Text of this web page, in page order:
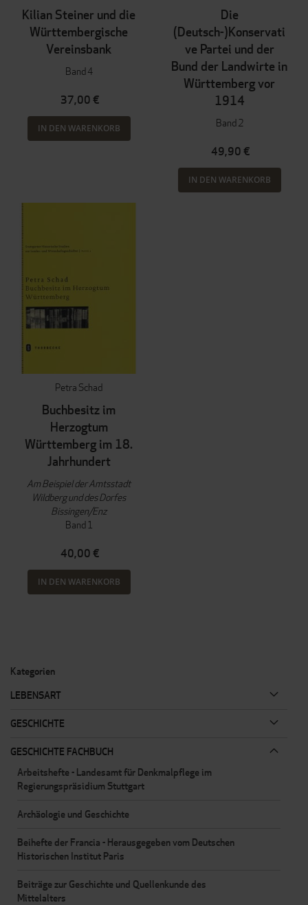
Kilian Steiner und die
Württembergische
Vereinsbank
Band 4
37,00 €
IN DEN WARENKORB
Die
(Deutsch-)Konservati
ve Partei und der
Bund der Landwirte in
Württemberg vor
1914
Band 2
49,90 €
IN DEN WARENKORB
Petra Schad
Buchbesitz im
Herzogtum
Württemberg im 18.
Jahrhundert
Am Beispiel der Amtsstadt
Wildberg und des Dorfes
Bissingen/Enz
Band 1
40,00 €
IN DEN WARENKORB
Kategorien
LEBENSART
GESCHICHTE
GESCHICHTE FACHBUCH
Arbeitshefte - Landesamt für Denkmalpflege im
Regierungspräsidium Stuttgart
Archäologie und Geschichte
Beihefte der Francia - Herausgegeben vom Deutschen
Historischen Institut Paris
Beiträge zur Geschichte und Quellenkunde des
Mittelalters